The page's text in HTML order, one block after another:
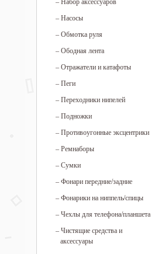
– Набор аксессуаров
– Насосы
– Обмотка руля
– Ободная лента
– Отражатели и катафоты
– Пеги
– Переходники нипелей
– Подножки
– Противоугонные эксцентрики
– Ремнаборы
– Сумки
– Фонари передние/задние
– Фонарики на ниппель/спицы
– Чехлы для телефона/планшета
– Чистящие средства и
аксессуары